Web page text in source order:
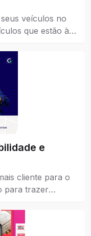
veículos no
que estão à
e
cliente para o
para trazer
grande.